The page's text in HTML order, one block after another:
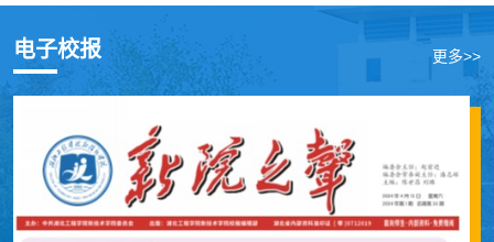
电子校报 更多>>